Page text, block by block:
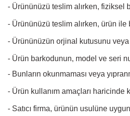
- Ürününüzü teslim alırken, fiziksel
- Ürününüzü teslim alırken, ürün
- Ürününüzün orjinal kutusunu veya
- Ürün barkodunun, model ve seri
- Bunların okunmaması veya
- Ürün kullanım amaçları haricinde
- Satıcı firma, ürünün usulüne